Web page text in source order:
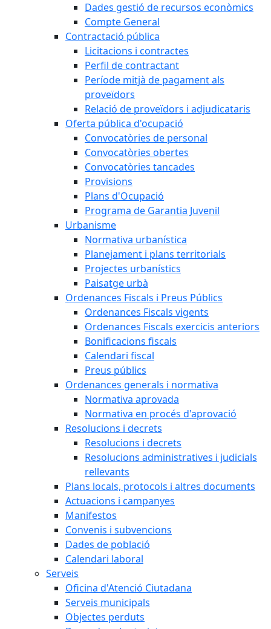
Dades gestió de recursos econòmics
Compte General
Contractació pública
Licitacions i contractes
Perfil de contractant
Període mitjà de pagament als
proveïdors
Relació de proveïdors i adjudicataris
Oferta pública d'ocupació
Convocatòries de personal
Convocatòries obertes
Convocatòries tancades
Provisions
Plans d'Ocupació
Programa de Garantia Juvenil
Urbanisme
Normativa urbanística
Planejament i plans territorials
Projectes urbanístics
Paisatge urbà
Ordenances Fiscals i Preus Públics
Ordenances Fiscals vigents
Ordenances Fiscals exercicis anteriors
Bonificacions fiscals
Calendari fiscal
Preus públics
Ordenances generals i normativa
Normativa aprovada
Normativa en procés d'aprovació
Resolucions i decrets
Resolucions i decrets
Resolucions administratives i judicials
rellevants
Plans locals, protocols i altres documents
Actuacions i campanyes
Manifestos
Convenis i subvencions
Dades de població
Calendari laboral
Serveis
Oficina d'Atenció Ciutadana
Serveis municipals
Objectes perduts